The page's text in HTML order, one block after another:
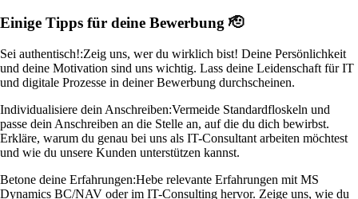
Einige Tipps für deine Bewerbung 🫡
Sei authentisch!:Zeig uns, wer du wirklich bist! Deine Persönlichkeit
und deine Motivation sind uns wichtig. Lass deine Leidenschaft für IT
und digitale Prozesse in deiner Bewerbung durchscheinen.
Individualisiere dein Anschreiben:Vermeide Standardfloskeln und
passe dein Anschreiben an die Stelle an, auf die du dich bewirbst.
Erkläre, warum du genau bei uns als IT-Consultant arbeiten möchtest
und wie du unsere Kunden unterstützen kannst.
Betone deine Erfahrungen:Hebe relevante Erfahrungen mit MS
Dynamics BC/NAV oder im IT-Consulting hervor. Zeige uns, wie du